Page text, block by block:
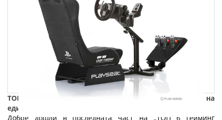
ТОП 6 гейминг компютри и аксесоари - За сърцето на
един геймър: Част 5
Добре дошли в последната част на „ТОП 6 гейминг